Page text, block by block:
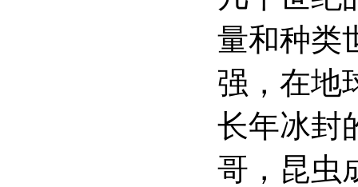
量和种类
强，在地
长年冰封
哥，昆虫